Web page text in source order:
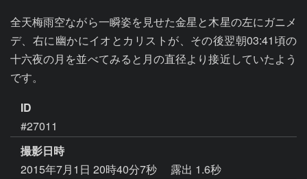
全天梅雨空ながら一瞬姿を見せた金星と木星の左にガニメ
デ、右に幽かにイオとカリストが、その後翌朝03:41頃の
十六夜の月を並べてみると月の直径より接近していたよう
です。
ID
#27011
撮影日時
2015年7月1日 20時40分7秒
露出 1.6秒